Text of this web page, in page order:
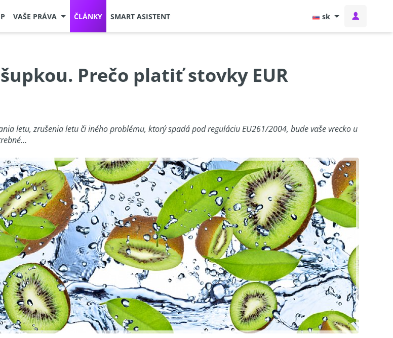
VAŠE PRÁVA ČLÁNKY SMART ASISTENT sk
Prečo platiť stovky EUR
letu, zrušenia letu či iného problému, ktorý spadá pod reguláciu EU261/2004, bude vaše vrecko u